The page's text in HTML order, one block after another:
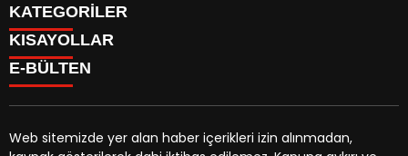
KATEGORİLER
CANLI YAYIN
BURÇLAR
CANLI SONUÇLAR
KISAYOLLAR
Menü seçimi yapın. WP-ADMIN → Görünüm → Menüler
sayfasından menü eşleştirmesi yapınız.
E-BÜLTEN
Web sitemizde yer alan haber içerikleri izin alınmadan,